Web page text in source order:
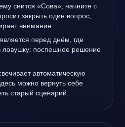
снится «Сова», начните с
закрыть один вопрос,
внимание.
перед днём, где
ловушку: поспешное решение
автоматическую
можно вернуть себе
старый сценарий.